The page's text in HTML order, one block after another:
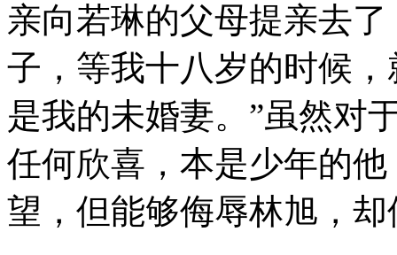
亲向若琳的父母提亲去
子，等我十八岁的时候
是我的未婚妻。”虽然对
任何欣喜，本是少年的
望，但能够侮辱林旭，